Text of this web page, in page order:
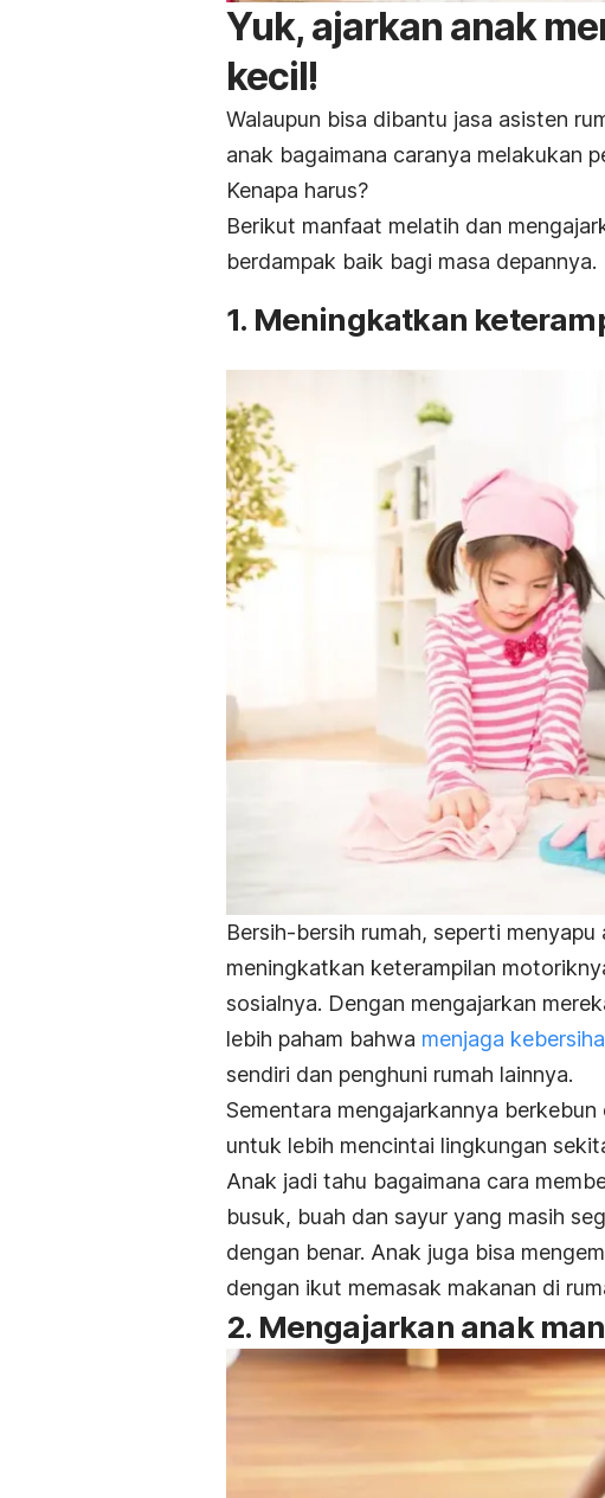
Yuk, ajarkan anak
kecil!
Walaupun bisa dibantu jasa asisten
anak bagaimana caranya melakukan
Kenapa harus?
Berikut manfaat melatih dan
berdampak baik bagi masa depannya.
1. Meningkatkan
Bersih-bersih rumah, seperti
meningkatkan keterampilan
sosialnya. Dengan mengajarkan
lebih paham bahwa menjaga
sendiri dan penghuni rumah lainnya.
Sementara mengajarkannya
untuk lebih mencintai lingkungan
Anak jadi tahu bagaimana cara
busuk, buah dan sayur yang masih
dengan benar. Anak juga bisa
dengan ikut memasak makanan di
2. Mengajarkan anak